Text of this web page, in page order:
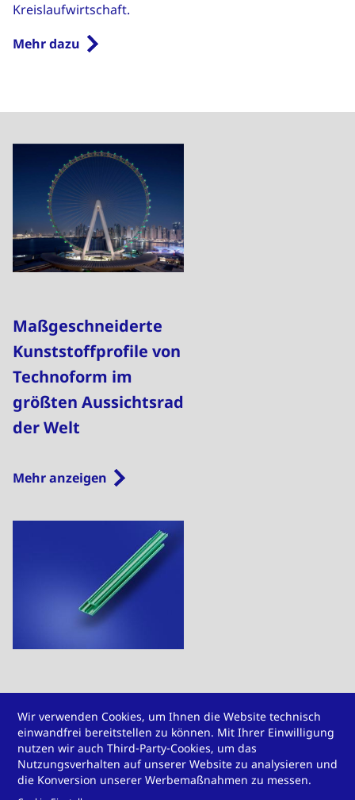
Kreislaufwirtschaft.
Mehr dazu
Maßgeschneiderte
Kunststoffprofile von
Technoform im
größten Aussichtsrad
der Welt
Mehr anzeigen
Schaltschränke und
Busbars
Wir verwenden Cookies, um Ihnen die Website technisch
einwandfrei bereitstellen zu können. Mit Ihrer Einwilligung
nutzen wir auch Third-Party-Cookies, um das
Nutzungsverhalten auf unserer Website zu analysieren und
die Konversion unserer Werbemaßnahmen zu messen.